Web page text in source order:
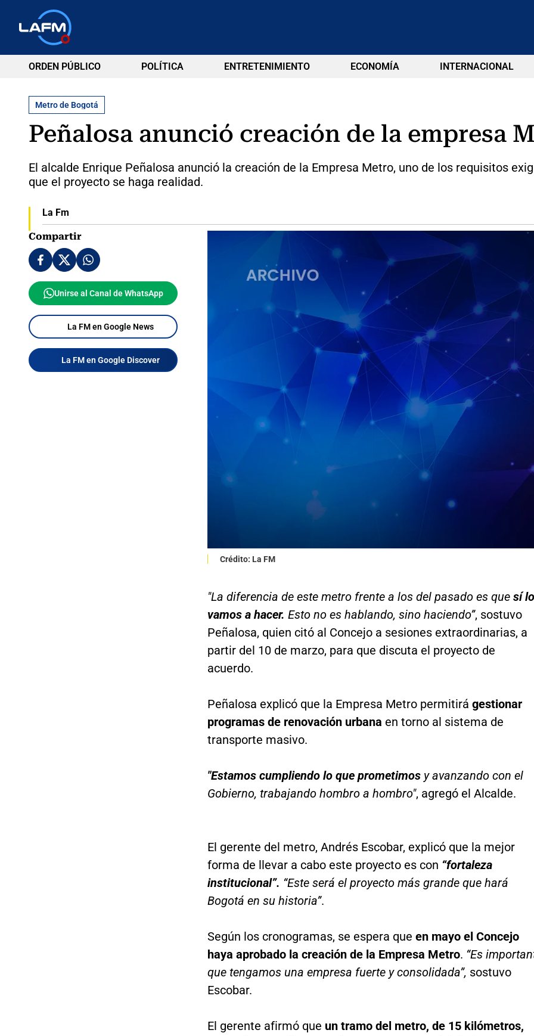
ORDEN PÚBLICO POLÍTICA ENTRETENIMIENTO ECONOMÍA INTERNACIONAL
Metro de Bogotá
Peñalosa anunció creación de la empresa
El alcalde Enrique Peñalosa anunció la creación de la Empresa Metro, uno de los requisitos
que el proyecto se haga realidad.
La Fm
Compartir
Unirse al Canal de WhatsApp
La FM en Google News
La FM en Google Discover
Crédito: La FM
"La diferencia de este metro frente a los del pasado es que sí lo
vamos a hacer. Esto no es hablando, sino haciendo”, sostuvo
Peñalosa, quien citó al Concejo a sesiones extraordinarias, a
partir del 10 de marzo, para que discuta el proyecto de
acuerdo.
Peñalosa explicó que la Empresa Metro permitirá gestionar
programas de renovación urbana en torno al sistema de
transporte masivo.
"Estamos cumpliendo lo que prometimosy avanzando con el
Gobierno, trabajando hombro a hombro", agregó el Alcalde.
El gerente del metro, Andrés Escobar, explicó que la mejor
forma de llevar a cabo este proyecto es con “fortaleza
institucional”. “Este será el proyecto más grande que hará
Bogotá en su historia”.
Según los cronogramas, se espera que en mayo el Concejo
haya aprobado la creación de la Empresa Metro. “Es
que tengamos una empresa fuerte y consolidada”, sostuvo
Escobar.
El gerente afirmó que un tramo del metro, de 15 kilómetros,